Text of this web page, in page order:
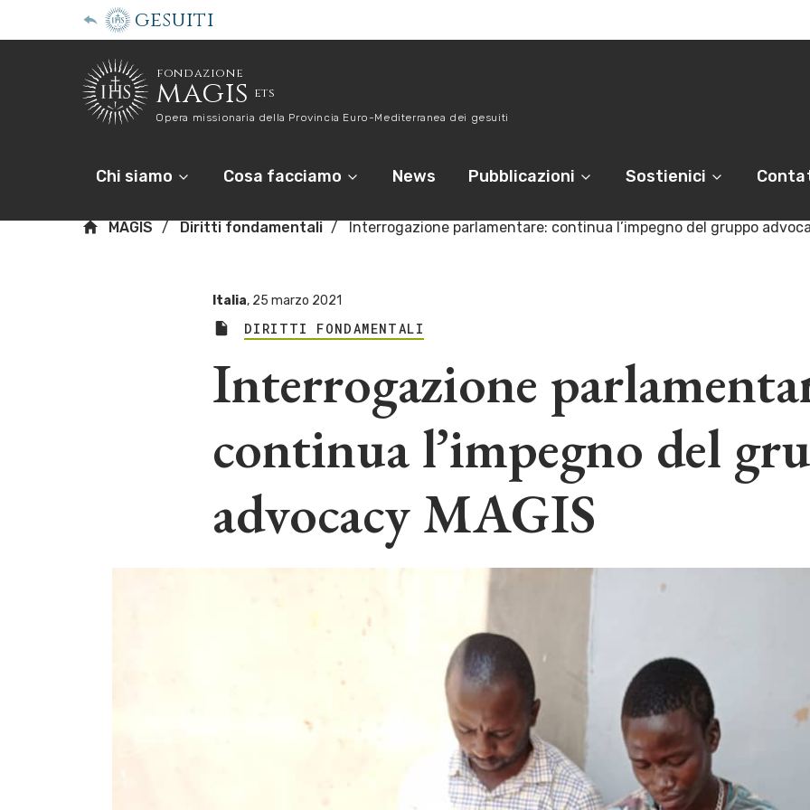
gesuiti
fondazione
magis ets
Opera missionaria della Provincia Euro-Mediterranea dei gesuiti
Chi siamo Cosa facciamo News Pubblicazioni Sostienici
MAGIS Diritti fondamentali Interrogazione parlamentare: continua l’impegno del gruppo
Italia, 25 marzo 2021
DIRITTI FONDAMENTALI
Interrogazione
continua l’impegno del
advocacy MAGIS